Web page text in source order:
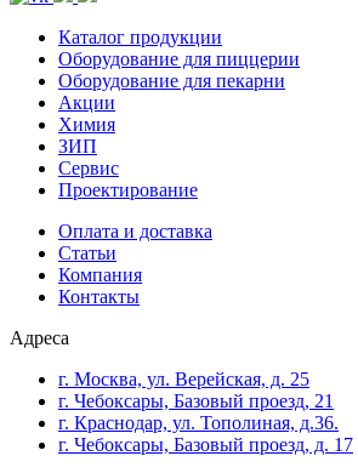
Каталог продукции
Оборудование для пиццерии
Оборудование для пекарни
Акции
Химия
ЗИП
Сервис
Проектирование
Оплата и доставка
Cтатьи
Компания
Контакты
Адреса
г. Москва, ул. Верейская, д. 25
г. Чебоксары, Базовый проезд, 21
г. Краснодар, ул. Тополиная, д.36.
г. Чебоксары, Базовый проезд, д. 17